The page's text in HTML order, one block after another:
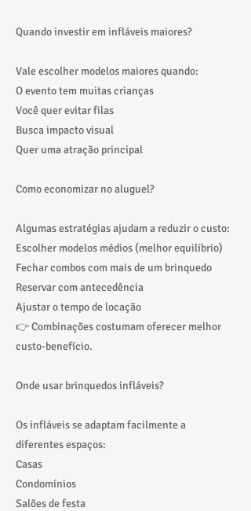
Quando investir em infláveis maiores?
Vale escolher modelos maiores quando:
O evento tem muitas crianças
Você quer evitar filas
Busca impacto visual
Quer uma atração principal
Como economizar no aluguel?
Algumas estratégias ajudam a reduzir o custo:
Escolher modelos médios (melhor equilíbrio)
Fechar combos com mais de um brinquedo
Reservar com antecedência
Ajustar o tempo de locação
👉 Combinações costumam oferecer melhor
custo-benefício.
Onde usar brinquedos infláveis?
Os infláveis se adaptam facilmente a
diferentes espaços:
Casas
Condomínios
Salões de festa